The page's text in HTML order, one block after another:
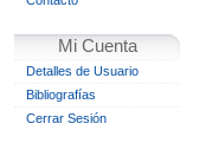
Mi Cuenta
Detalles de Usuario
Bibliografías
Cerrar Sesión